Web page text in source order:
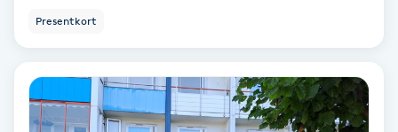
Celluliter
Coachning
Color correction
Presentkort